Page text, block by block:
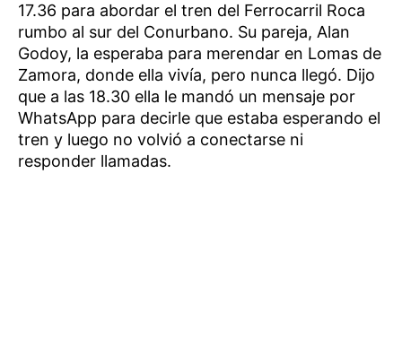
17.36 para abordar el tren del Ferrocarril Roca
rumbo al sur del Conurbano. Su pareja, Alan
Godoy, la esperaba para merendar en Lomas de
Zamora, donde ella vivía, pero nunca llegó. Dijo
que a las 18.30 ella le mandó un mensaje por
WhatsApp para decirle que estaba esperando el
tren y luego no volvió a conectarse ni
responder llamadas.